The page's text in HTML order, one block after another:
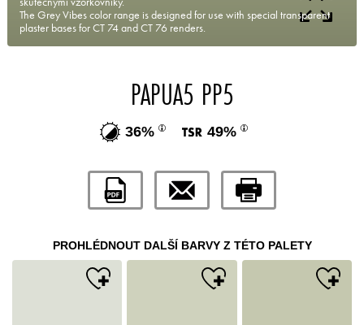
The Grey Vibes color range is designed for use with special transparent
plaster bases for CT 74 and CT 76 renders.
PAPUA5 PP5
36% 49%
PROHLÉDNOUT DALŠÍ BARVY Z TÉTO PALETY